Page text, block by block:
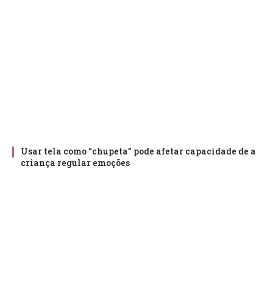
Usar tela como “chupeta” pode afetar capacidade de a
criança regular emoções